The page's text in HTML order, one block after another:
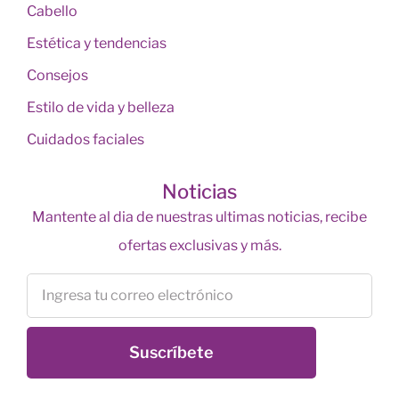
Cabello
Estética y tendencias
Consejos
Estilo de vida y belleza
Cuidados faciales
Noticias
Mantente al dia de nuestras ultimas noticias, recibe
ofertas exclusivas y más.
Suscríbete